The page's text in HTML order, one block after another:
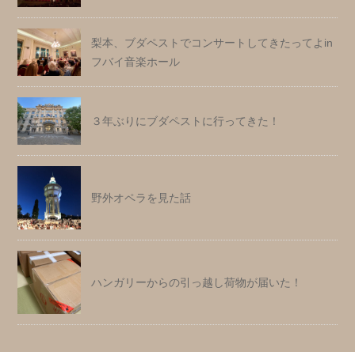
梨本、ブダペストでコンサートしてきたってよin
フバイ音楽ホール
３年ぶりにブダペストに行ってきた！
野外オペラを見た話
ハンガリーからの引っ越し荷物が届いた！